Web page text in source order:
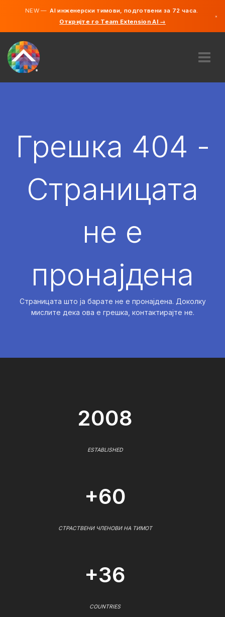
NEW —AI инженерски тимови, подготвени за 72 часа.
Откријте го Team Extension AI →
×
АНГАЖИРАЈ
Грешка 404 -
Страницата
не е
пронајдена
Страницата што ја барате не е пронајдена. Доколку
мислите дека ова е грешка, контактирајте не.
2008
ESTABLISHED
+60
СТРАСТВЕНИ ЧЛЕНОВИ НА ТИМОТ
+36
COUNTRIES